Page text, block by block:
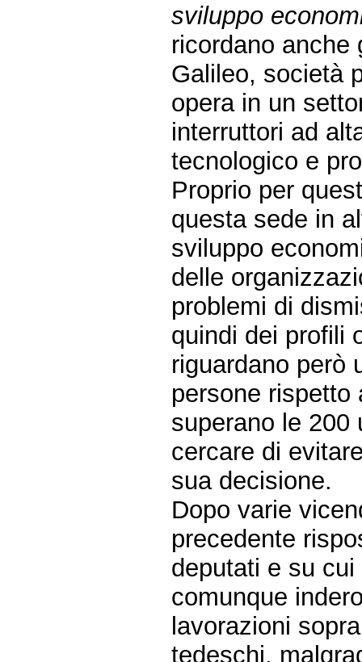
sviluppo
ricordano anche
Galileo, società
opera in un
interruttori ad
tecnologico e
Proprio per
questa sede in
sviluppo
delle
problemi di
quindi dei profili
riguardano però
persone rispetto
superano le 200
cercare di
sua decisione.
Dopo varie
precedente
deputati e su
comunque
lavorazioni
tedeschi,